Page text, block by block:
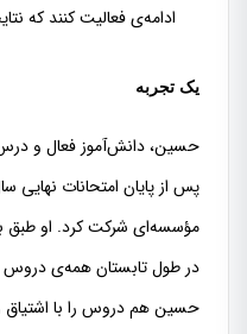
ادامه‌ی فعالیت کنند که
یک تجربه
حسین، دانش‌آموز فعال و
پس از پایان امتحانات نهایی
مؤسسه‌ای شرکت کرد. او طبق
در طول تابستان همه‌ی دروس
حسین هم دروس را با اشتیاق